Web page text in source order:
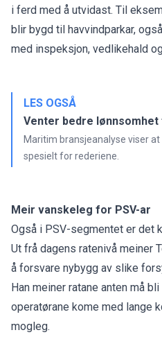
i ferd med å utvidast. Til
blir bygd til havvindparkar,
med inspeksjon, vedlikehald
LES OGSÅ
Venter bedre
Maritim bransjeanalyse viser
spesielt for rederiene.
Meir vanskeleg for PSV-ar
Også i PSV-segmentet er det
Ut frå dagens ratenivå meiner
å forsvare nybygg av slike
Han meiner ratane anten må
operatørane kome med lange
mogleg.